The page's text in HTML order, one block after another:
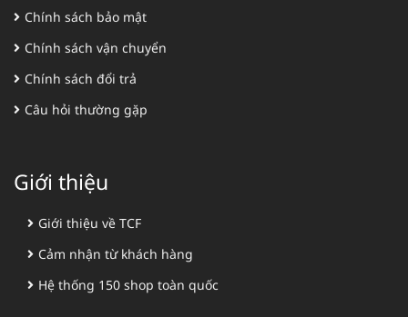
Chính sách bảo mật
Chính sách vận chuyển
Chính sách đổi trả
Câu hỏi thường gặp
Giới thiệu
Giới thiệu về TCF
Cảm nhận từ khách hàng
Hệ thống 150 shop toàn quốc